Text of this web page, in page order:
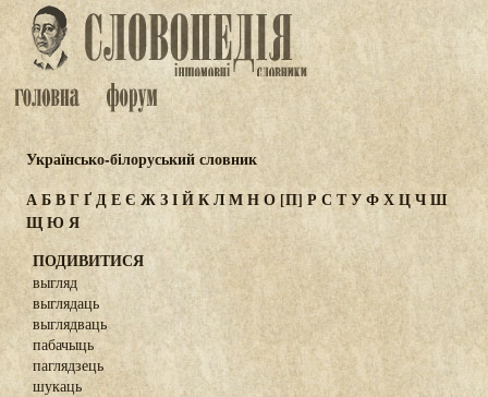
Українсько-білоруський словник
АБВГҐДЕЄ ЖЗІЙКЛМНО[П] Р С ТУФХЦЧШ
ЩЮ Я
ПОДИВИТИСЯ
выгляд
выглядаць
выглядваць
пабачыць
паглядзець
шукаць